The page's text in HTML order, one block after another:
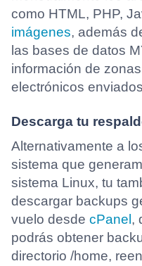
como HTML, PHP,
imágenes, además
las bases de datos
información de
electrónicos
Descarga tu
Alternativamente a
sistema que
sistema Linux, tu
descargar backups
vuelo desde cPanel ,
podrás obtener
directorio /home,